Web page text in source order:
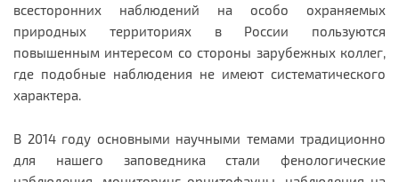
всесторонних наблюдений на особо охраняемых
природных территориях в России пользуются
повышенным интересом со стороны зарубежных коллег,
где подобные наблюдения не имеют систематического
характера.
В 2014 году основными научными темами традиционно
для нашего заповедника стали фенологические